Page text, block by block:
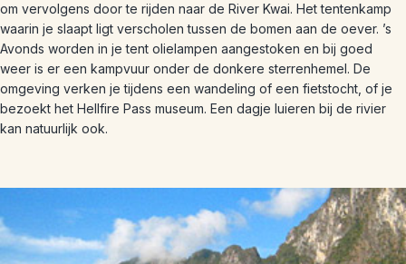
om vervolgens door te rijden naar de River Kwai. Het tentenkamp
waarin je slaapt ligt verscholen tussen de bomen aan de oever. ’s
Avonds worden in je tent olielampen aangestoken en bij goed
weer is er een kampvuur onder de donkere sterrenhemel. De
omgeving verken je tijdens een wandeling of een fietstocht, of je
bezoekt het Hellfire Pass museum. Een dagje luieren bij de rivier
kan natuurlijk ook.